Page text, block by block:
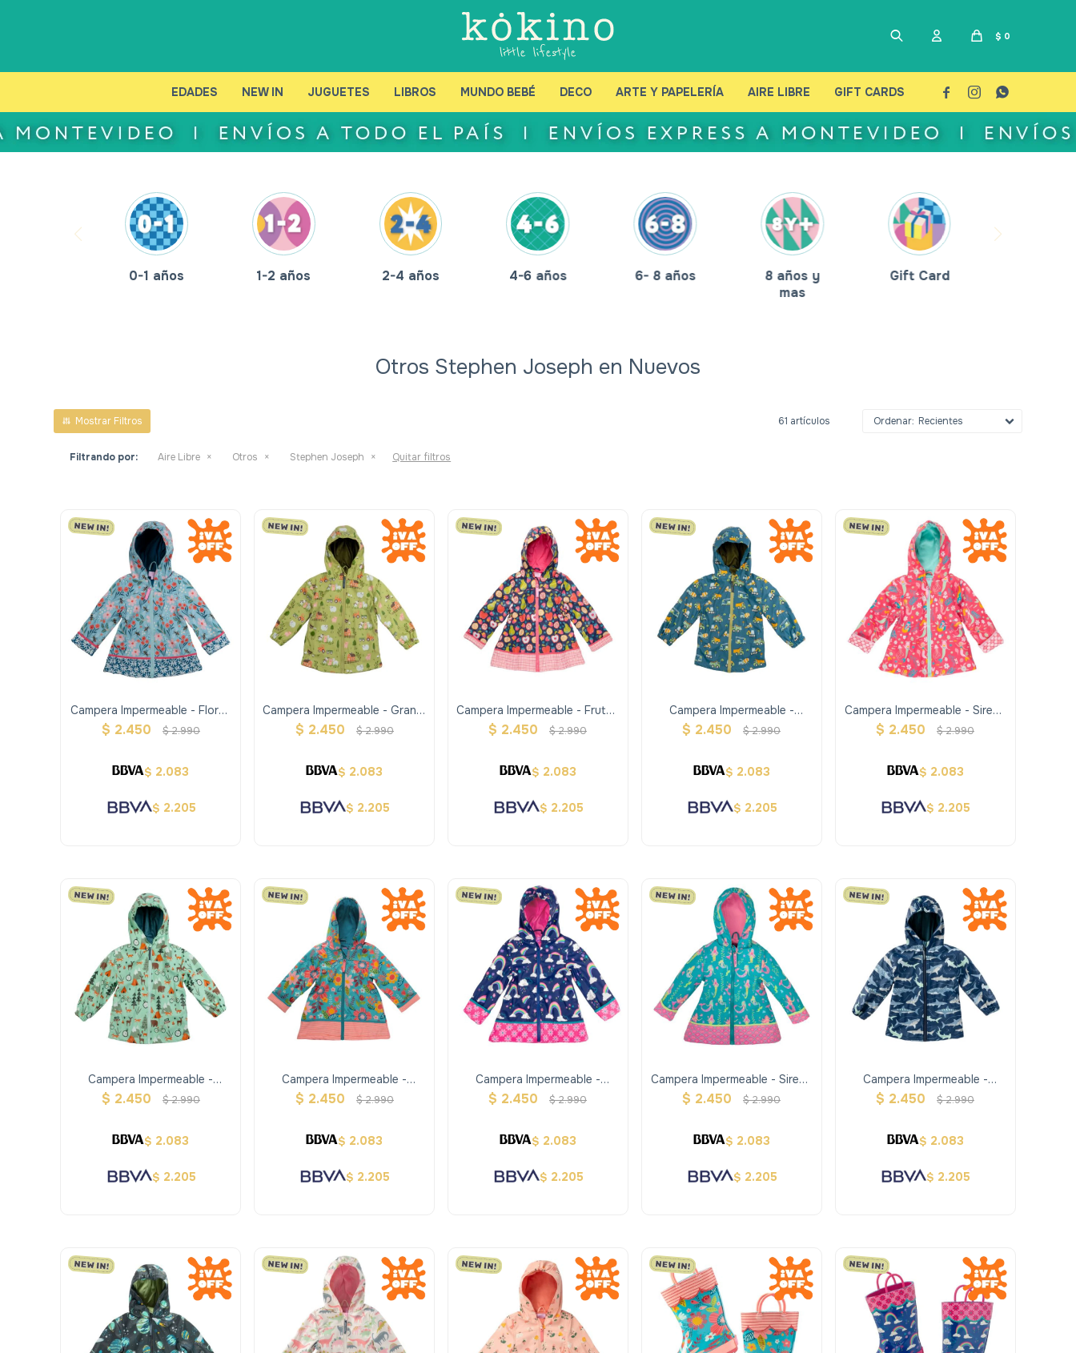
EDADES NEW IN JUGUETES LIBROS MUNDO BEBÉ DECO ARTE Y PAPELERÍA AIRE LIBRE GIFT CARDS
$ 0
  
0-1 años 1-2 años 2-4 años 4-6 años 6- 8 años
8 años y
mas
Gift Card
Otros Stephen Joseph en Nuevos
61 artículos Recientes
Filtrando por: Aire Libre Otros Stephen Joseph Quitar filtros
Campera Impermeable - Flores
- Stephen Joseph
$ 2.450 $2.990
$ 2.083
$ 2.205
Campera Impermeable - Granja
- Stephen Joseph
$ 2.450 $2.990
$ 2.083
$ 2.205
Campera Impermeable - Frutas
- Stephen Joseph
$ 2.450 $2.990
$ 2.083
$ 2.205
Campera Impermeable -
Construcción - Stephen
$ 2.450 $2.990
$ 2.083
$ 2.205
Campera Impermeable - Sirena
Rosada - Stephen Joseph
$ 2.450 $2.990
$ 2.083
$ 2.205
Campera Impermeable -
Bosque - Stephen Joseph
$ 2.450 $2.990
$ 2.083
$ 2.205
Campera Impermeable -
Primavera - Stephen Joseph
$ 2.450 $2.990
$ 2.083
$ 2.205
Campera Impermeable -
Arcoiris - Stephen Joseph
$ 2.450 $2.990
$ 2.083
$ 2.205
Campera Impermeable - Sirena
Verde/rosado - Stephen
$ 2.450 $2.990
$ 2.083
$ 2.205
Campera Impermeable -
Tiburón - Stephen Joseph
$ 2.450 $2.990
$ 2.083
$ 2.205